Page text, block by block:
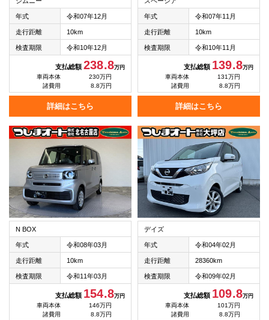
年式 令和07年12月
走行距離 10km
検査期限 令和10年12月
支払総額238.8万円
車両本体
230万円
諸費用
8.8万円
詳細はこちら
年式 令和07年11月
走行距離 10km
検査期限 令和10年11月
支払総額 139.8万円
車両本体
131万円
諸費用
8.8万円
詳細はこちら
N BOX
年式 令和08年03月
走行距離 10km
検査期限 令和11年03月
支払総額 154.8万円
車両本体
146万円
諸費用
8.8万円
デイズ
年式 令和04年02月
走行距離 28360km
検査期限 令和09年02月
支払総額 109.8万円
車両本体
101万円
諸費用
8.8万円